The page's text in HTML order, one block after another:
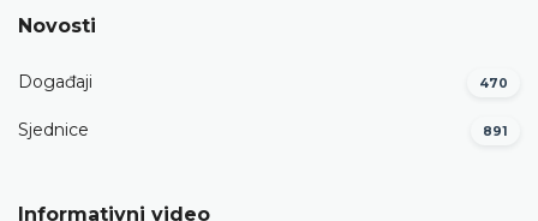
Novosti
Događaji 470
Sjednice 891
Informativni video